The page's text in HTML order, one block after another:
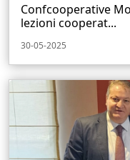
Confcooperative
lezioni cooperat...
30-05-2025